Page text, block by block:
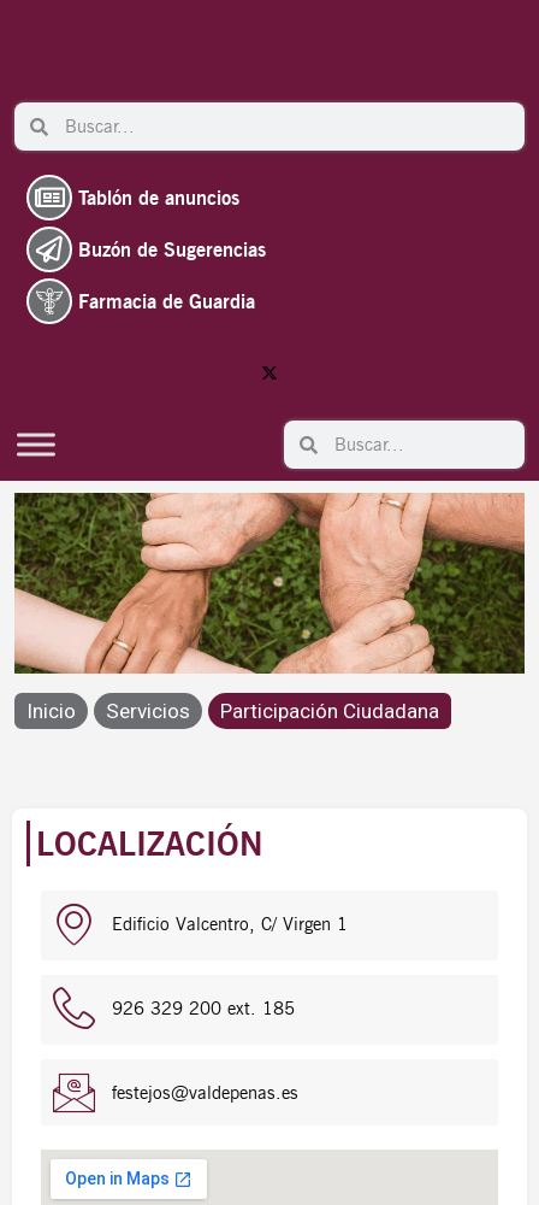
Search Search
Tablón de anuncios
Buzón de Sugerencias
Farmacia de Guardia
Search Search
Participación Ciudadana
Inicio Servicios Participación Ciudadana
LOCALIZACIÓN
Edificio Valcentro, C/ Virgen 1
926 329 200 ext. 185
festejos@valdepenas.es